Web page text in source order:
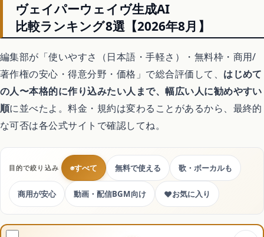
引越し
害虫・害獣駆除
暮らしの代行サービス
ヴェイパーウェイヴ生成AI
比較ランキング8選【2026年8月】
編集部が「使いやすさ（日本語・手軽さ）・無料枠・商用/
著作権の安心・得意分野・価格」で総合評価して、 はじめて
の人〜本格的に作り込みたい人まで、幅広い人に勧めやすい
順に並べたよ。料金・規約は変わることがあるから、最終的
な可否は各公式サイトで確認してね。
目的で絞り込み ◉すべて 無料で使える 歌・ボーカルも
商用が安心 動画・配信BGM向け ♥お気に入り